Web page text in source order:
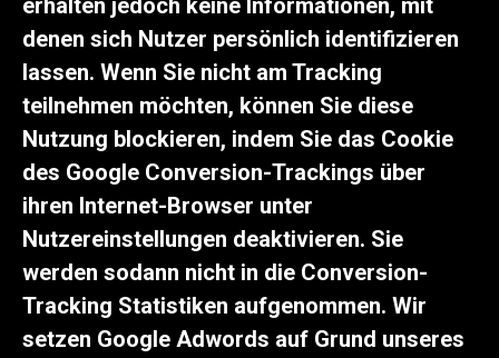
erhalten jedoch keine Informationen, mit
denen sich Nutzer persönlich identifizieren
lassen. Wenn Sie nicht am Tracking
teilnehmen möchten, können Sie diese
Nutzung blockieren, indem Sie das Cookie
des Google Conversion-Trackings über
ihren Internet-Browser unter
Nutzereinstellungen deaktivieren. Sie
werden sodann nicht in die Conversion-
Tracking Statistiken aufgenommen. Wir
setzen Google Adwords auf Grund unseres